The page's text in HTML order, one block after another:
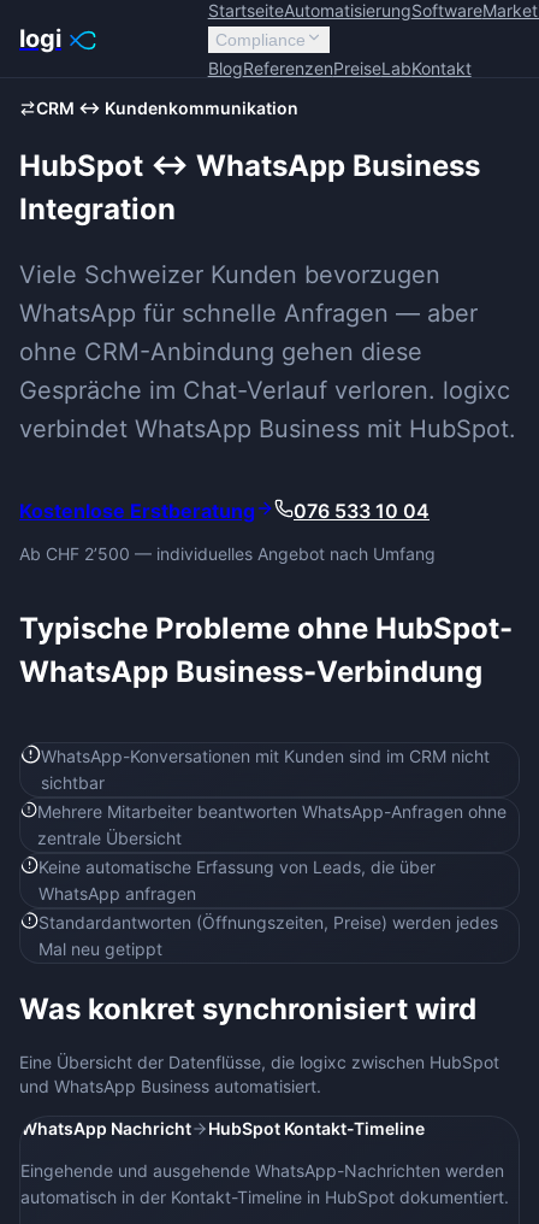
logi
StartseiteAutomatisierungSoftware
Compliance
BlogReferenzenPreiseLabKontakt
CRM ↔ Kundenkommunikation
HubSpot ↔ WhatsApp Business
Integration
Viele Schweizer Kunden bevorzugen
WhatsApp für schnelle Anfragen — aber
ohne CRM-Anbindung gehen diese
Gespräche im Chat-Verlauf verloren. logixc
verbindet WhatsApp Business mit HubSpot.
Kostenlose Erstberatung 076 533 10 04
Ab CHF 2’500 — individuelles Angebot nach Umfang
Typische Probleme ohne HubSpot-
WhatsApp Business-Verbindung
WhatsApp-Konversationen mit Kunden sind im CRM nicht
sichtbar
Mehrere Mitarbeiter beantworten WhatsApp-Anfragen ohne
zentrale Übersicht
Keine automatische Erfassung von Leads, die über
WhatsApp anfragen
Standardantworten (Öffnungszeiten, Preise) werden jedes
Mal neu getippt
Was konkret synchronisiert wird
Eine Übersicht der Datenflüsse, die logixc zwischen HubSpot
und WhatsApp Business automatisiert.
WhatsApp Nachricht HubSpot Kontakt-Timeline
Eingehende und ausgehende WhatsApp-Nachrichten werden
automatisch in der Kontakt-Timeline in HubSpot dokumentiert.